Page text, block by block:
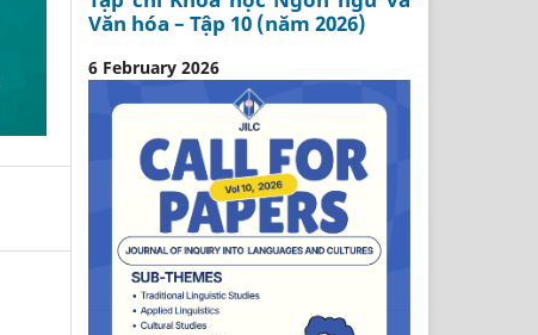
Văn hóa – Tập 10 (năm 2026)
6 February 2026